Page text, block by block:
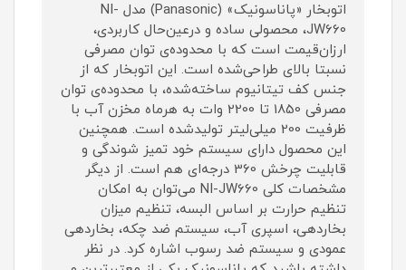
اتوبخار «پاناسونیک» (Panasonic) مدل NI-
JW660، محصولی ساده و درعین‌حال کاربردی،
ارزان‌قیمت است که با محدوده‌ی توان مصرفی
نسبتا بالای طراحی‌شده است. این اتوبخار که از
جنس کف تیتانیوم ساخته‌شده، با محدوده‌ی توان
مصرفی 1850 تا 2200 وات به هرماه مخزن آب با
ظرفیت 200 میلی‌لیتر تولیدشده است. همچنین
این محصول دارای سیستم خود تمیز شوندگی و
قابلیت چرخش 360 درجه‌ای هم است. از دیگر
مشخصات کلی NI-JW660 می‌توان به امکان
تنظیم حرارت بر اساس البسه، تنظیم میزان
بخاردهی، اسپری آب، سیستم ضد چکه، بخاردهی
عمودی و سیستم ضد رسوب اشاره کرد. در نظر